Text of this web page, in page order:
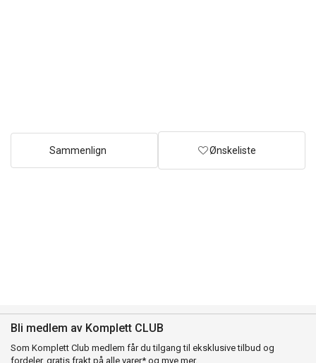
Sammenlign Ønskeliste
Bli medlem av Komplett CLUB
Som Komplett Club medlem får du tilgang til eksklusive tilbud og
fordeler, gratis frakt på alle varer* og mye mer.